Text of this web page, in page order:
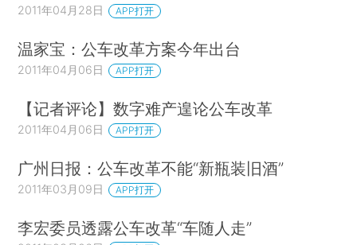
2011年04月28日 APP打开
温家宝：公车改革方案今年出台
2011年04月06日 APP打开
【记者评论】数字难产遑论公车改革
2011年04月06日 APP打开
广州日报：公车改革不能“新瓶装旧酒”
2011年03月09日 APP打开
李宏委员透露公车改革“车随人走”